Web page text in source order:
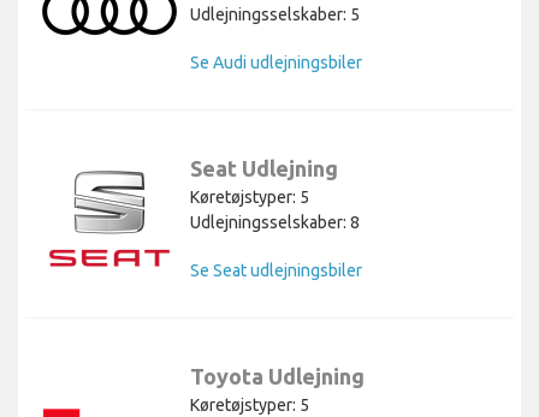
Udlejningsselskaber: 5
Se Audi udlejningsbiler
Seat Udlejning
Køretøjstyper: 5
Udlejningsselskaber: 8
Se Seat udlejningsbiler
Toyota Udlejning
Køretøjstyper: 5